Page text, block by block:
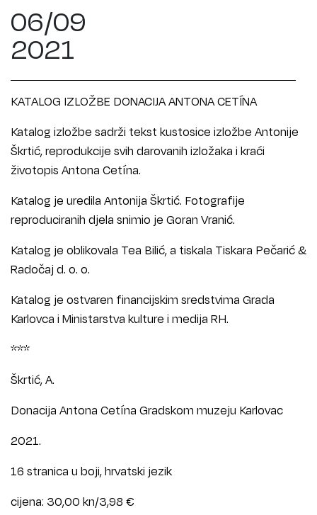
06/09
2021
KATALOG IZLOŽBE DONACIJA ANTONA CETÍNA
Katalog izložbe sadrži tekst kustosice izložbe Antonije
Škrtić, reprodukcije svih darovanih izložaka i kraći
životopis Antona Cetína.
Katalog je uredila Antonija Škrtić. Fotografije
reproduciranih djela snimio je Goran Vranić.
Katalog je oblikovala Tea Bilić, a tiskala Tiskara Pečarić &
Radočaj d. o. o.
Katalog je ostvaren financijskim sredstvima Grada
Karlovca i Ministarstva kulture i medija RH.
***
Škrtić, A.
Donacija Antona Cetína Gradskom muzeju Karlovac
2021.
16 stranica u boji, hrvatski jezik
cijena: 30,00 kn/3,98 €